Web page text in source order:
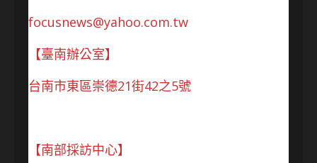
focusnews@yahoo.com.tw
【臺南辦公室】
台南市東區崇德21街42之5號
【南部採訪中心】